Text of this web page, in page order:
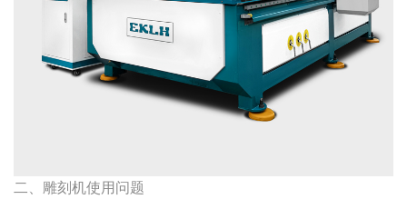
二、雕刻机使用问题